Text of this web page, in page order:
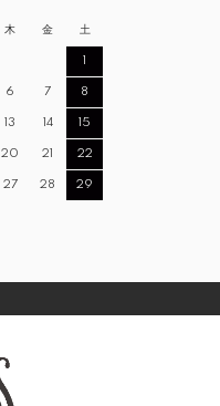
木 金 土
1
6 7 8
13 14 15
20 21 22
27 28 29